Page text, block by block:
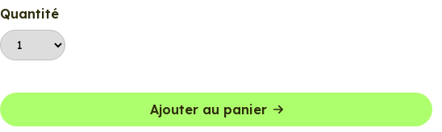
Quantité
Ajouter au panier